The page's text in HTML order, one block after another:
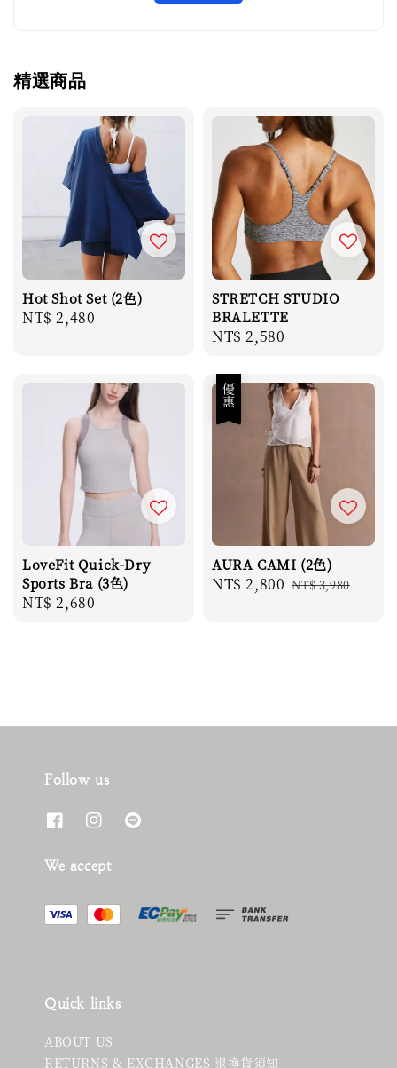
精選商品
Hot Shot Set (2色)
Regular
NT$ 2,480
STRETCH STUDIO
BRALETTE
Regular
NT$ 2,580
LoveFit Quick-Dry
Sports Bra (3色)
Regular
NT$ 2,680
優惠
AURA CAMI (2色)
Sale
NT$ 2,800 Regular
NT$ 3,980
Follow us
We accept
Quick links
ABOUT US
RETURNS & EXCHANGES 退換貨須知